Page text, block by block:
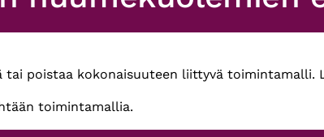
poistaa kokonaisuuteen liittyvä
toimintamallia.